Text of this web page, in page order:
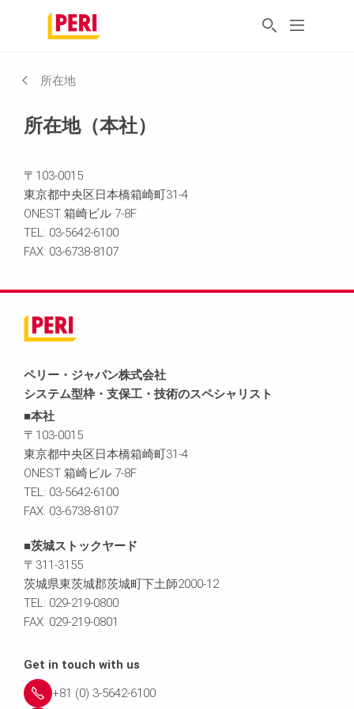
所在地
所在地（本社）
〒103-0015
東京都中央区日本橋箱崎町31-4
ONEST 箱崎ビル 7-8F
TEL: 03-5642-6100
FAX: 03-6738-8107
ペリー・ジャパン株式会社
システム型枠・支保工・技術のスペシャリスト
■本社
〒103-0015
東京都中央区日本橋箱崎町31-4
ONEST 箱崎ビル 7-8F
TEL: 03-5642-6100
FAX: 03-6738-8107
■茨城ストックヤード
〒311-3155
茨城県東茨城郡茨城町下土師2000-12
TEL: 029-219-0800
FAX: 029-219-0801
Get in touch with us
+81 (0) 3-5642-6100